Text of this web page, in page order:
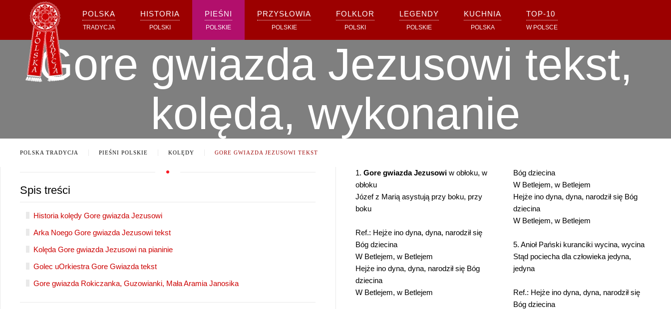
Przejdź do głównej treści
POLSKA
TRADYCJA
HISTORIA
POLSKI
PIEŚNI
POLSKIE
PRZYSŁOWIA
POLSKIE
FOLKLOR
POLSKI
LEGENDY
POLSKIE
KUCHNIA
POLSKA
TOP-10
W POLSCE
Gore gwiazda Jezusowi tekst,
kolęda, wykonanie
POLSKA TRADYCJA PIEŚNI POLSKIE KOLĘDY GORE GWIAZDA JEZUSOWI TEKST
Spis treści
Historia kolędy Gore gwiazda Jezusowi
Arka Noego Gore gwiazda Jezusowi tekst
Kolęda Gore gwiazda Jezusowi na pianinie
Golec uOrkiestra Gore Gwiazda tekst
Gore gwiazda Rokiczanka, Guzowianki, Mała Aramia Janosika
1. Gore gwiazda Jezusowi w obłoku, w
obłoku
Józef z Marią asystują przy boku, przy
boku
Ref.: Hejże ino dyna, dyna, narodził się
Bóg dziecina
W Betlejem, w Betlejem
Hejże ino dyna, dyna, narodził się Bóg
dziecina
W Betlejem, w Betlejem
Bóg dziecina
W Betlejem, w Betlejem
Hejże ino dyna, dyna, narodził się Bóg
dziecina
W Betlejem, w Betlejem
5. Anioł Pański kuranciki wycina, wycina
Stąd pociecha dla człowieka jedyna,
jedyna
Ref.: Hejże ino dyna, dyna, narodził się
Bóg dziecina